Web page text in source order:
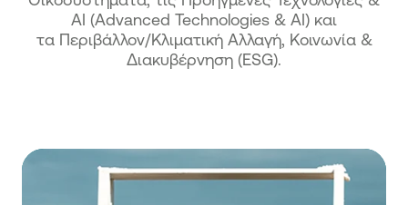
ΑΙ (Advanced Technologies & ΑΙ) και
τα Περιβάλλον/Κλιματική Αλλαγή, Κοινωνία &
Διακυβέρνηση (ΕSG).